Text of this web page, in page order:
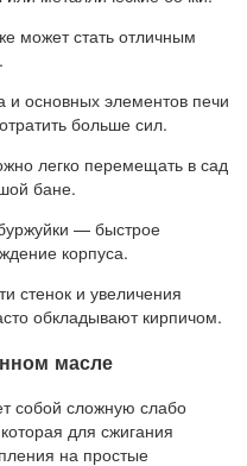
может стать отличным
и основных элементов печи
больше сил.
легко перемещать в сад
бане.
— быстрое
корпуса.
стенок и увеличения
обкладывают кирпичом.
масле
собой сложную слабо
для сжигания
на простые